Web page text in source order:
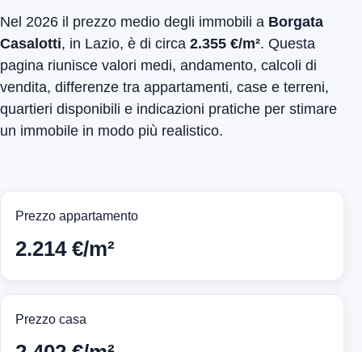
Nel 2026 il prezzo medio degli immobili a Borgata
Casalotti, in Lazio, è di circa 2.355 €/m². Questa
pagina riunisce valori medi, andamento, calcoli di
vendita, differenze tra appartamenti, case e terreni,
quartieri disponibili e indicazioni pratiche per stimare
un immobile in modo più realistico.
Prezzo appartamento
2.214 €/m²
Prezzo casa